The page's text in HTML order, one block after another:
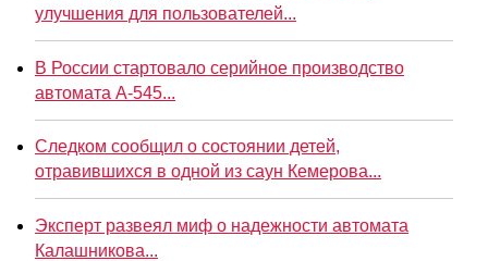
улучшения для пользователей...
В России стартовало серийное производство
автомата А-545...
Следком сообщил о состоянии детей,
отравившихся в одной из саун Кемерова...
Эксперт развеял миф о надежности автомата
Калашникова...